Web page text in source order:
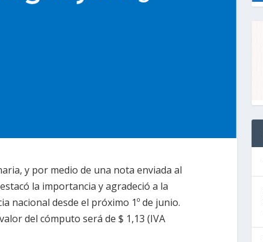
y por medio de una nota enviada al
la importancia y agradeció a la
nacional desde el próximo 1º de junio.
del cómputo será de $ 1,13 (IVA